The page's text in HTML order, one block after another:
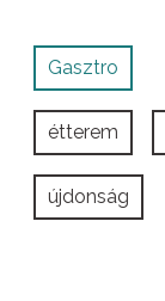
Gasztro
étterem
újdonság